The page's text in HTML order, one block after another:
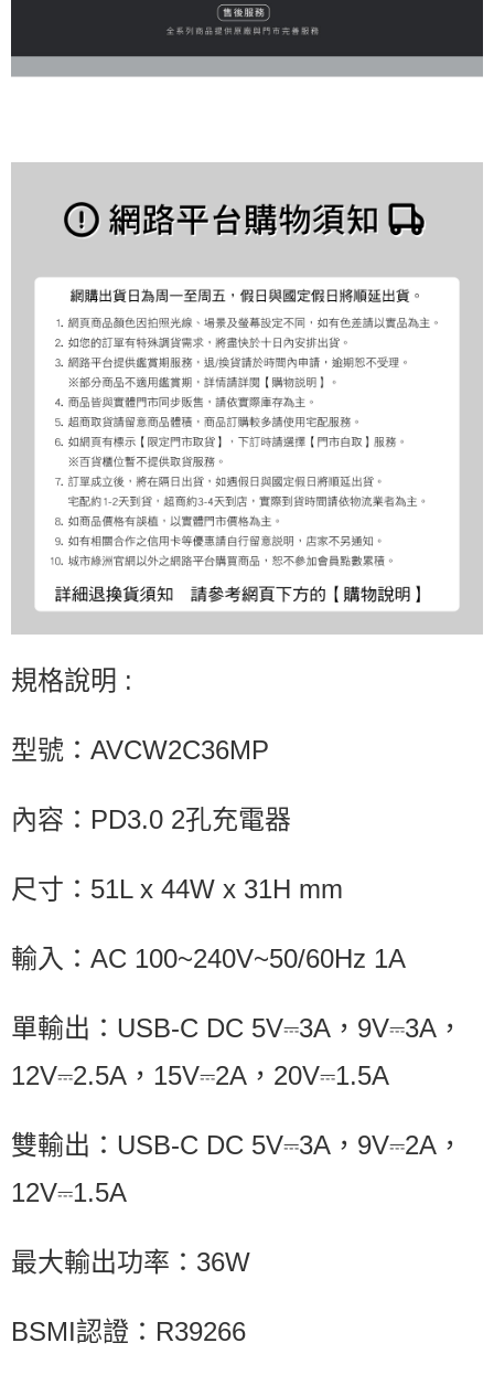
規格說明 :
型號：AVCW2C36MP
內容：PD3.0 2孔充電器
尺寸：51L x 44W x 31H mm
輸入：AC 100~240V~50/60Hz 1A
單輸出：USB-C DC 5V⎓3A，9V⎓3A，
12V⎓2.5A，15V⎓2A，20V⎓1.5A
雙輸出：USB-C DC 5V⎓3A，9V⎓2A，
12V⎓1.5A
最大輸出功率：36W
BSMI認證：R39266